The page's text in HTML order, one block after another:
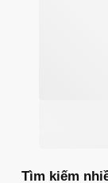
ra mắt thêm
Tìm kiếm